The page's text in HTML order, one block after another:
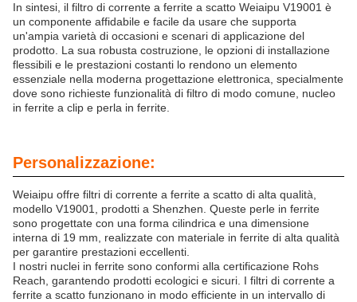
In sintesi, il filtro di corrente a ferrite a scatto Weiaipu V19001 è
un componente affidabile e facile da usare che supporta
un'ampia varietà di occasioni e scenari di applicazione del
prodotto. La sua robusta costruzione, le opzioni di installazione
flessibili e le prestazioni costanti lo rendono un elemento
essenziale nella moderna progettazione elettronica, specialmente
dove sono richieste funzionalità di filtro di modo comune, nucleo
in ferrite a clip e perla in ferrite.
Personalizzazione:
Weiaipu offre filtri di corrente a ferrite a scatto di alta qualità,
modello V19001, prodotti a Shenzhen. Queste perle in ferrite
sono progettate con una forma cilindrica e una dimensione
interna di 19 mm, realizzate con materiale in ferrite di alta qualità
per garantire prestazioni eccellenti.
I nostri nuclei in ferrite sono conformi alla certificazione Rohs
Reach, garantendo prodotti ecologici e sicuri. I filtri di corrente a
ferrite a scatto funzionano in modo efficiente in un intervallo di